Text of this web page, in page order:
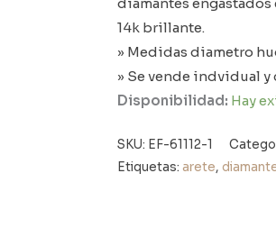
14k brillante.
» Medidas diametro
» Se vende indvidual y
Disponibilidad: Hay
SKU: EF-61112-1
Etiquetas: arete,